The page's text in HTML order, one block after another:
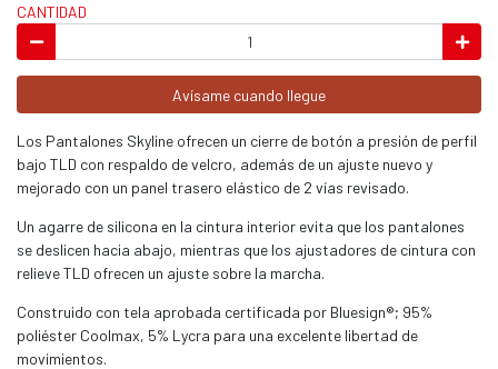
CANTIDAD
Avísame cuando llegue
Los Pantalones Skyline ofrecen un cierre de botón a presión de perfil
bajo TLD con respaldo de velcro, además de un ajuste nuevo y
mejorado con un panel trasero elástico de 2 vías revisado.
Un agarre de silicona en la cintura interior evita que los pantalones
se deslicen hacia abajo, mientras que los ajustadores de cintura con
relieve TLD ofrecen un ajuste sobre la marcha.
Construido con tela aprobada certificada por Bluesign®; 95%
poliéster Coolmax, 5% Lycra para una excelente libertad de
movimientos.